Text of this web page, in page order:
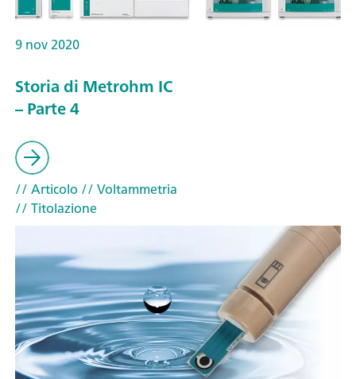
9 nov 2020
Storia di Metrohm IC
– Parte 4
// Articolo // Voltammetria
// Titolazione